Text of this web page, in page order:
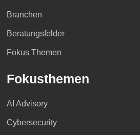
Branchen
Beratungsfelder
Fokus Themen
Fokusthemen
AI Advisory
Cybersecurity